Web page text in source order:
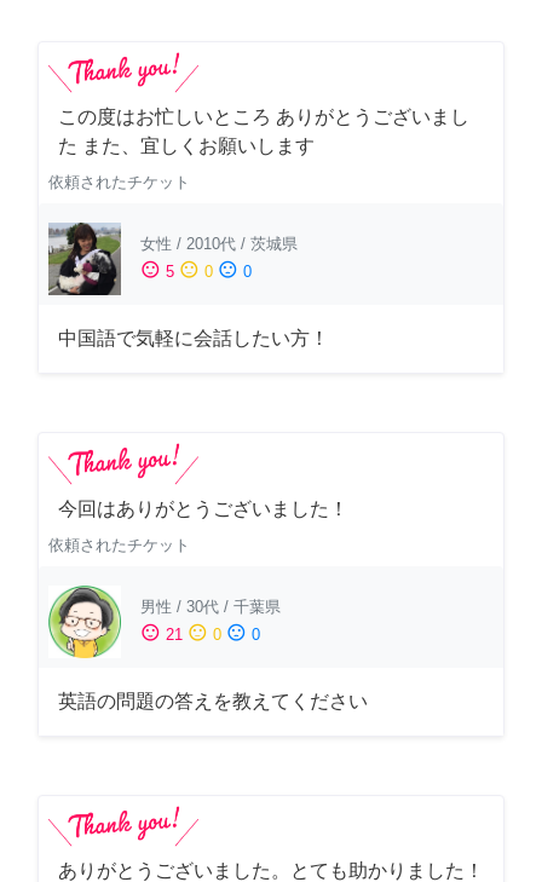
この度はお忙しいところ ありがとうございまし
た また、宜しくお願いします
依頼されたチケット
女性 / 2010代 / 茨城県
sentiment_satisfied 5 sentiment_neutral 0 sentiment_dissatisfied 0
中国語で気軽に会話したい方！
今回はありがとうございました！
依頼されたチケット
男性 / 30代 / 千葉県
sentiment_satisfied 21 sentiment_neutral 0 sentiment_dissatisfied 0
英語の問題の答えを教えてください
ありがとうございました。とても助かりました！